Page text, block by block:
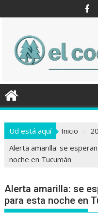
al
Ud está aquí Inicio
Alerta amarilla: se
noche en Tucumán
Alerta amarilla: se
para esta noche en